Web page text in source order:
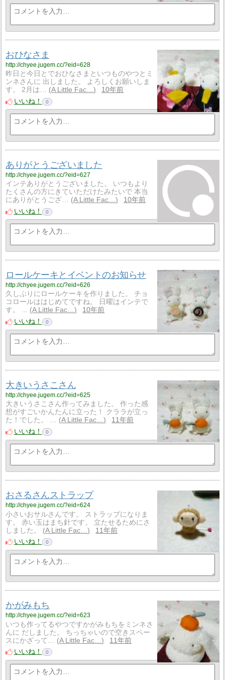
おひなさま
http://chyee.jugem.cc/?eid=628
昨日と今日とでおひなさまといつものやつとミ
ンネさんに 出しました。 よろしくお願いしま
す。 2月は…
A Little Fac…
10年前
いいね！
0
ありがとうございました
http://chyee.jugem.cc/?eid=627
インテありがとうございました。 いつもより
たくさんの方にきていただけたみたいで 本当
にありがとうござ…
A Little Fac…
10年前
いいね！
0
ロールケーキとイベントのお知らせ
http://chyee.jugem.cc/?eid=626
久しぶりにロールケーキを作りました。 チョ
コロールははじめてですね。 日曜はインテで
す。 ...
A Little Fac…
10年前
いいね！
0
大きいうさこさん
http://chyee.jugem.cc/?eid=625
大きいうさこさん作ってみました。 作った感
想がすごいかんたんに立った！ クララが立っ
た！でした。 …
A Little Fac…
11年前
いいね！
0
おさるさんストラップ
http://chyee.jugem.cc/?eid=624
小さいおサルさんです。 ストラップになりま
す。 赤い玉はまち針です。 立たせるためにさ
しました。
A Little Fac…
11年前
いいね！
0
かがみもち
http://chyee.jugem.cc/?eid=623
いつも作ってるやつですかがみもちをミンネさ
んに だしました。 ちっちゃいので空きスペー
スにかざって…
A Little Fac…
11年前
いいね！
0